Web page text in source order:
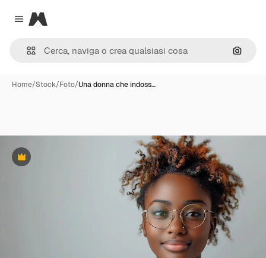
Close menu
Magnific
Cerca
Home/Stock/Foto/Una donna che indoss…
Premium